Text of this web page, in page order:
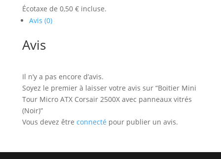
Écotaxe de 0,50 € incluse.
Avis (0)
Avis
Il n’y a pas encore d’avis.
Soyez le premier à laisser votre avis sur “Boitier Mini
Tour Micro ATX Corsair 2500X avec panneaux vitrés
(Noir)”
Vous devez être connecté pour publier un avis.